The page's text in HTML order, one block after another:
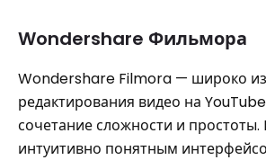
Wondershare Фильмора
Wondershare Filmora — широко
редактирования видео на
сочетание сложности и простоты.
интуитивно понятным